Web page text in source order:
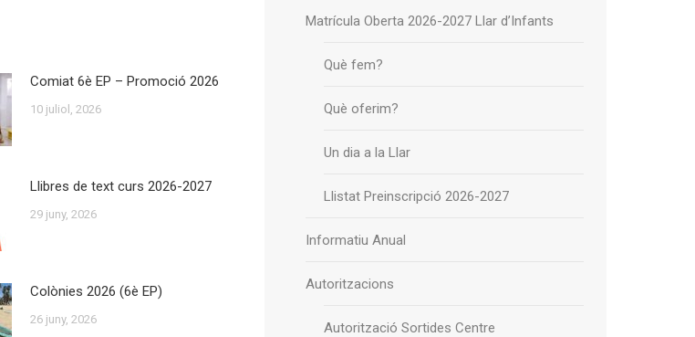
Comiat 6è EP – Promoció 2026
10 juliol, 2026
Llibres de text curs 2026-2027
29 juny, 2026
Colònies 2026 (6è EP)
26 juny, 2026
Matrícula Oberta 2026-2027 Llar d’Infants
Què fem?
Què oferim?
Un dia a la Llar
Llistat Preinscripció 2026-2027
Informatiu Anual
Autoritzacions
Autorització Sortides Centre